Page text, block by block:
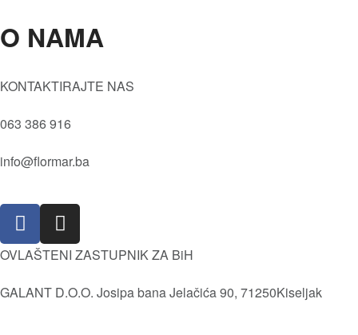
Oči
Tečni puder
Sjenila
Usne
Olovke za usne
O NAMA
Kvaliteta
Društvena i Prirodna odgovornost
Misija i Vizija
Pravila i uslovi korištenja
KONTAKTIRAJTE NAS
063 386 916
info@flormar.ba
OVLAŠTENI ZASTUPNIK ZA BiH
GALANT D.O.O. Josipa bana Jelačića 90, 71250Kiseljak